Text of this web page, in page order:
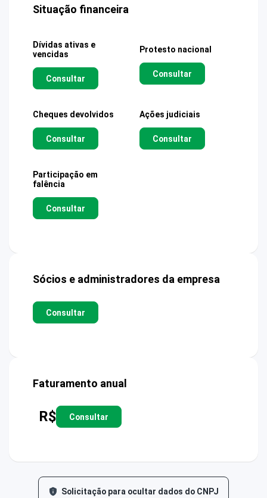
Situação financeira
Dívidas ativas e
vencidas
Consultar
Protesto nacional
Consultar
Cheques devolvidos
Consultar
Ações judiciais
Consultar
Participação em
falência
Consultar
Sócios e administradores da empresa
Consultar
Faturamento anual
R$ Consultar
Solicitação para ocultar dados do CNPJ